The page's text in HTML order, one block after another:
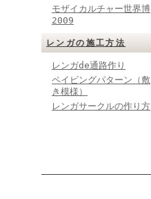
モザイカルチャー世界博
2009
レンガの施工方法
レンガde通路作り
ペイビングパターン（敷
き模様）
レンガサークルの作り方